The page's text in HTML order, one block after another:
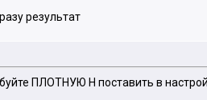
результат
ПЛОТНУЮ Н поставить в